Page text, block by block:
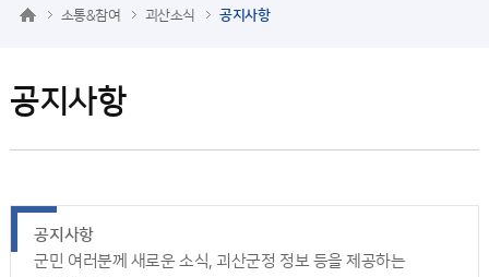
공지사항
소통&참여 괴산소식 공지사항
공지사항
군민 여러분께 새로운 소식, 괴산군정 정보 등을 제공하는